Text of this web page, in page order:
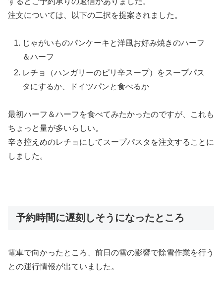
注文については、以下の二択を提案されました。
じゃがいものパンケーキと洋風お好み焼きのハーフ
＆ハーフ
レチョ（ハンガリーのピリ辛スープ）をスープパス
タにするか、ドイツパンと食べるか
最初ハーフ＆ハーフを食べてみたかったのですが、これも
ちょっと量が多いらしい。
辛さ控えめのレチョにしてスープパスタを注文することに
しました。
予約時間に遅刻しそうになったところ
電車で向かったところ、前日の雪の影響で除雪作業を行う
との運行情報が出ていました。